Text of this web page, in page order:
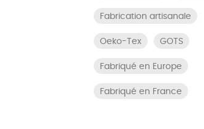
Fabrication artisanale
Oeko-Tex GOTS
Fabriqué en Europe
Fabriqué en France